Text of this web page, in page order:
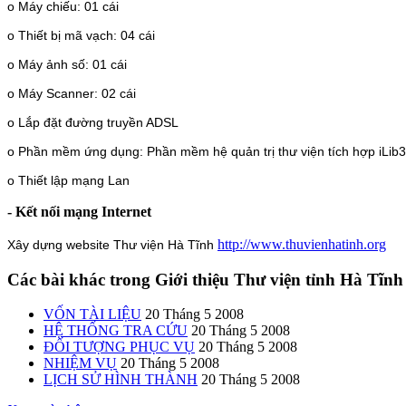
o Máy chiếu: 01 cái
o Thiết bị mã vạch: 04 cái
o Máy ảnh số: 01 cái
o Máy Scanner: 02 cái
o Lắp đặt đường truyền ADSL
o Phần mềm ứng dụng: Phần mềm hệ quản trị thư viện tích hợp
o Thiết lập mạng Lan
- Kết nối mạng Internet
Xây dựng website Thư viện Hà Tĩnh http://www.thuvienhatinh.org
Các bài khác trong Giới thiệu Thư viện tỉnh Hà Tĩnh
VỐN TÀI LIỆU 20 Tháng 5 2008
HỆ THỐNG TRA CỨU 20 Tháng 5 2008
ĐỐI TƯỢNG PHỤC VỤ 20 Tháng 5 2008
NHIỆM VỤ 20 Tháng 5 2008
LỊCH SỬ HÌNH THÀNH 20 Tháng 5 2008